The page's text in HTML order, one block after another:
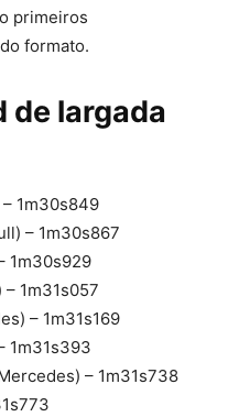
primeiros
formato.
de largada
1m30s849
– 1m30s867
1m30s929
– 1m31s057
– 1m31s169
1m31s393
– 1m31s738